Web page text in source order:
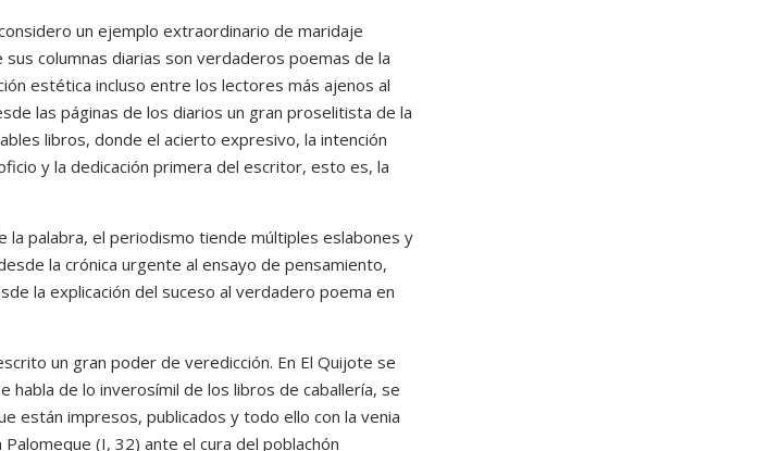
un ejemplo extraordinario de maridaje
columnas diarias son verdaderos poemas de la
estética incluso entre los lectores más ajenos al
las páginas de los diarios un gran proselitista de la
libros, donde el acierto expresivo, la intención
y la dedicación primera del escritor, esto es, la
la palabra, el periodismo tiende múltiples eslabones y
la crónica urgente al ensayo de pensamiento,
la explicación del suceso al verdadero poema en
un gran poder de veredicción. En El Quijote se
habla de lo inverosímil de los libros de caballería, se
están impresos, publicados y todo ello con la venia
(I, 32) ante el cura del poblachón